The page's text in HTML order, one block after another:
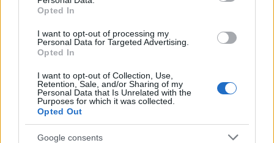
Opted In
I want to opt-out of processing my
Personal Data for Targeted Advertising.
Opted In
I want to opt-out of Collection, Use,
Retention, Sale, and/or Sharing of my
Personal Data that Is Unrelated with the
Purposes for which it was collected.
Opted Out
Google consents
vízvezeték
Látlelet a hazai víziközművekről? Egyetlen, fél
évszázados vezetéken múlt Bicske vízellátása
jelentőségű ivóvíz-fővezetéket cserél le.
Épített öröksége megújításával is készül
évfordulójára